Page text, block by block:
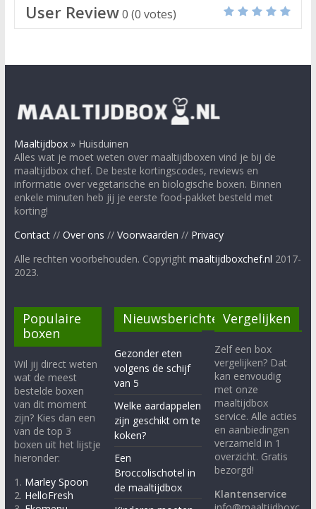
User Review0 (0 votes)
Maaltijdbox» Huisduinen
Alles wat je moet weten over maaltijdboxen vind je bij de
maaltijdbox chef. De beste kortingscodes, reviews en
informatie over vegetarische en biologische boxen. Binnen
enkele minuten heb jij je eerste food-pakket besteld met
korting!
Contact// Over ons // Voorwaarden // Privacy
Alle rechten voorbehouden. Copyright maaltijdboxchef.nl 2017-
2023.
Populaire
boxen
Wil jij direct weten
wat de meest
bestelde boxen
van dit moment
zijn? Kies dan een
van de top 3
boxen uit het lijstje
hieronder:
1. Marley Spoon
2. HelloFresh
Nieuwsberichten
Gezonder eten
volgens de schijf
van 5
Welke aardappelen
zijn geschikt om te
koken?
Een
Broccolischotel in
de maaltijdbox
Vergelijken
Zelf een box
vergelijken? Dat
kan eenvoudig
met onze
maaltijdbox
service. Alle acties
en aanbiedingen
verzameld in 1
overzicht. Gratis
bezorgd!
Klantenservice